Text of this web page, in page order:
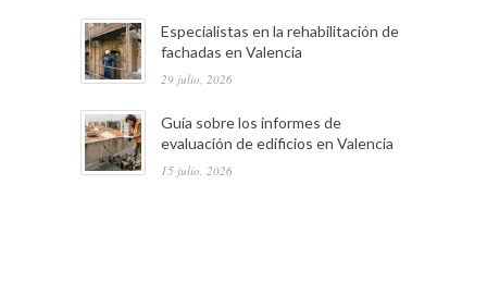
Especialistas en la rehabilitación de
fachadas en Valencia
29 julio, 2026
Guía sobre los informes de
evaluación de edificios en Valencia
15 julio, 2026